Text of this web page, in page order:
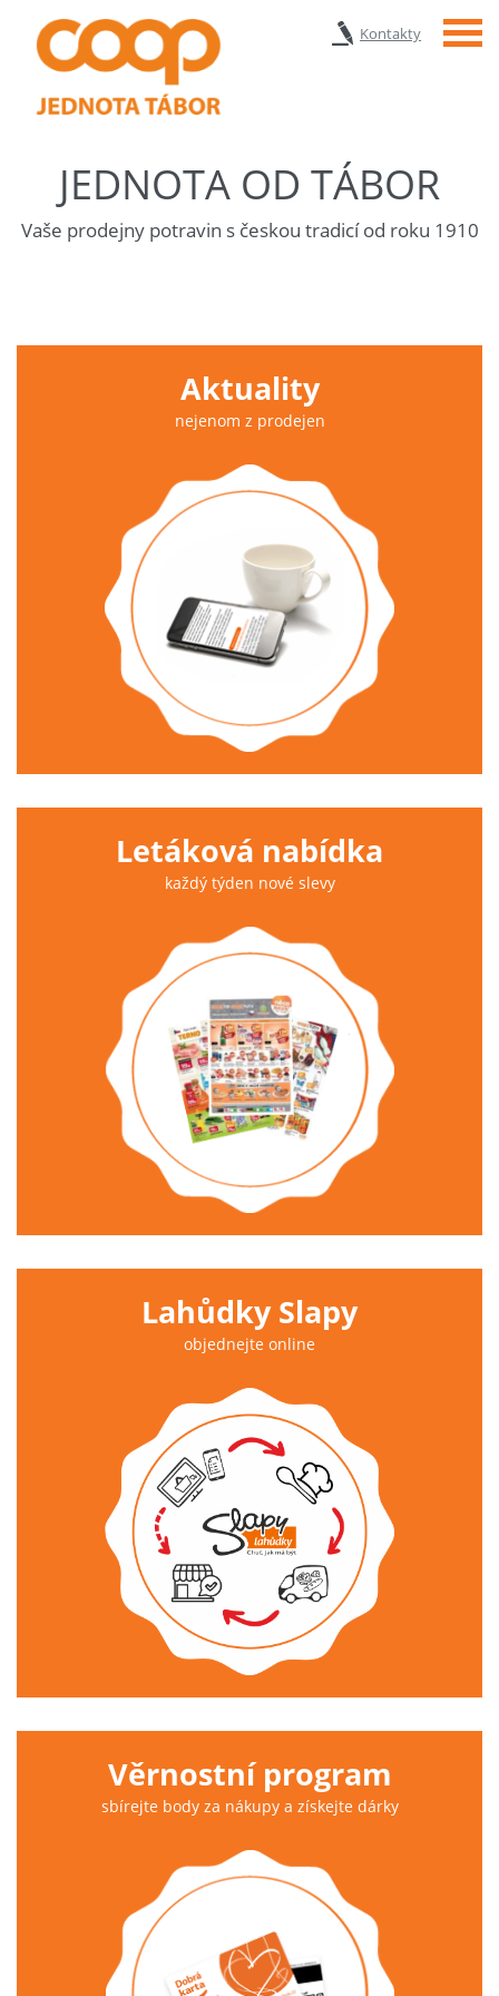
Kontakty Menu
JEDNOTA OD TÁBOR
Vaše prodejny potravin s českou tradicí od roku 1910
Aktuality
nejenom z prodejen
Letáková nabídka
každý týden nové slevy
Lahůdky Slapy
objednejte online
Věrnostní program
sbírejte body za nákupy a získejte dárky